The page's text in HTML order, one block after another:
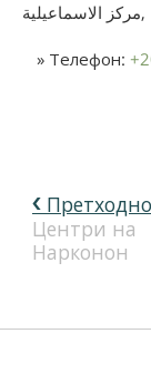
مركز الاسماعيلية,
» Телефон:
Претходно
Центри на
Нарконон